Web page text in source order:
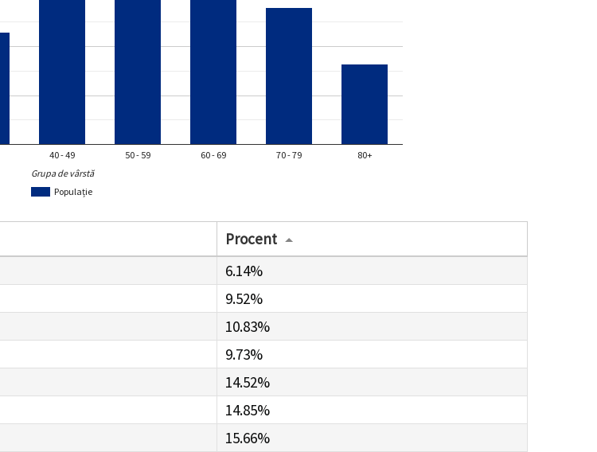
Populație
40 - 49 50 - 59 60 - 69 70 - 79 80+
Grupa de vârstă
Procent
6.14%
9.52%
10.83%
9.73%
14.52%
14.85%
15.66%